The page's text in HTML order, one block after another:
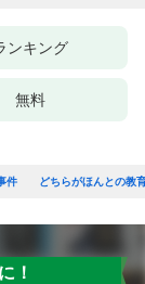
ンキング
無料
件 どちらがほんとの教
！